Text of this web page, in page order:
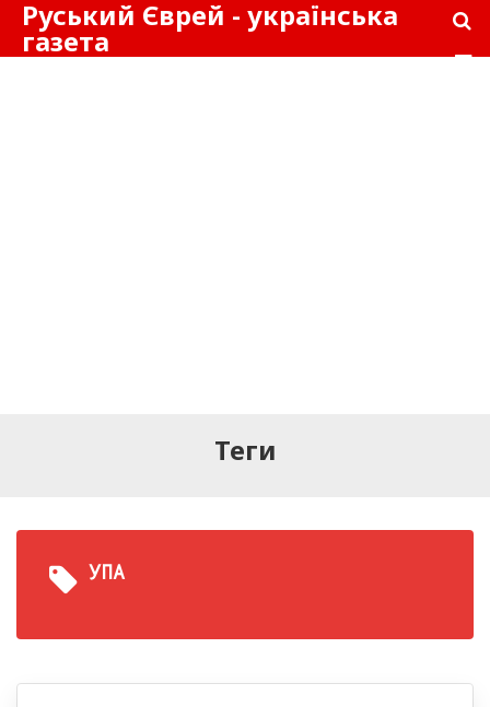
Руський Єврей - українська
газета
Теги
УПА